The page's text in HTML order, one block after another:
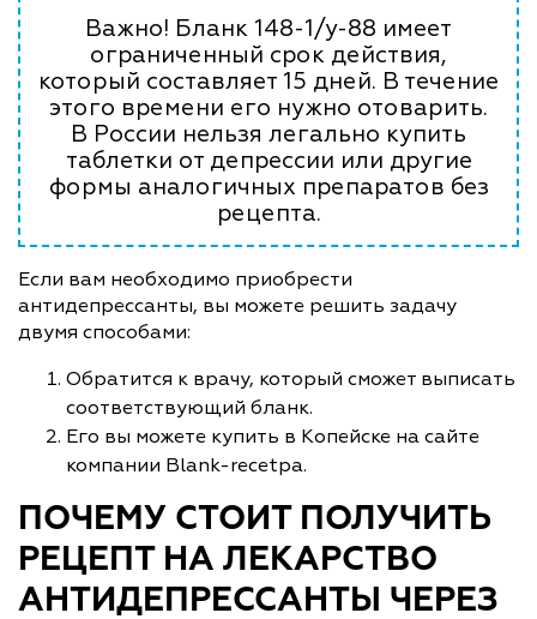
Важно! Бланк 148-1/у-88 имеет
ограниченный срок действия,
который составляет 15 дней. В течение
этого времени его нужно отоварить.
В России нельзя легально купить
таблетки от депрессии или другие
формы аналогичных препаратов без
рецепта.
Если вам необходимо приобрести
антидепрессанты, вы можете решить задачу
двумя способами:
Обратится к врачу, который сможет выписать
соответствующий бланк.
Его вы можете купить в Копейске на сайте
компании Blank-recetpa.
ПОЧЕМУ СТОИТ ПОЛУЧИТЬ
РЕЦЕПТ НА ЛЕКАРСТВО
АНТИДЕПРЕССАНТЫ ЧЕРЕЗ